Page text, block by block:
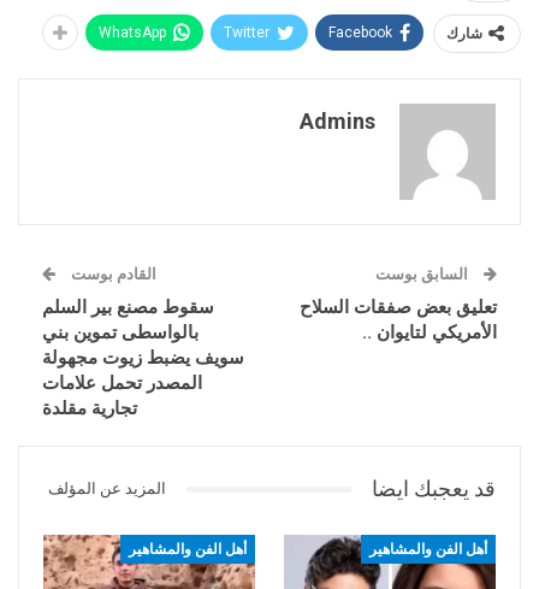
شارك Facebook
Twitter
WhatsApp
Admins
السابق بوست
تعليق بعض صفقات السلاح
الأمريكي لتايوان ..
القادم بوست
سقوط مصنع بير السلم
بالواسطى تموين بني
سويف يضبط زيوت مجهولة
المصدر تحمل علامات
تجارية مقلدة
قد يعجبك ايضا المزيد عن المؤلف
أهل الفن والمشاهير أهل الفن والمشاهير